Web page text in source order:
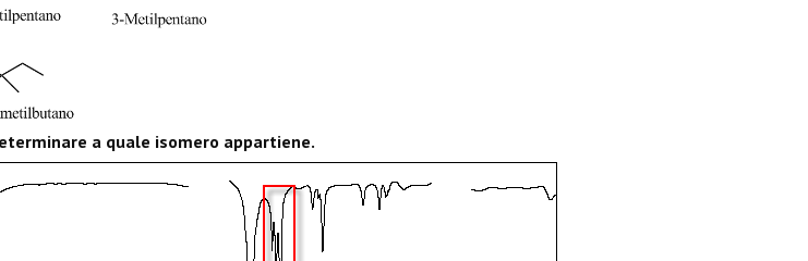
a quale isomero appartiene.